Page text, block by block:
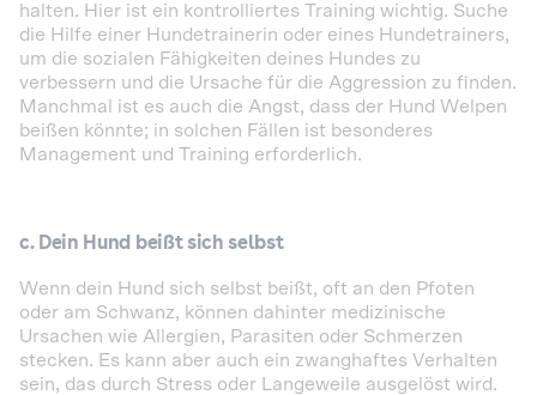
halten. Hier ist ein kontrolliertes Training wichtig. Suche
die Hilfe einer Hundetrainerin oder eines Hundetrainers,
um die sozialen Fähigkeiten deines Hundes zu
verbessern und die Ursache für die Aggression zu finden.
Manchmal ist es auch die Angst, dass der Hund Welpen
beißen könnte; in solchen Fällen ist besonderes
Management und Training erforderlich.
c. Dein Hund beißt sich selbst
Wenn dein Hund sich selbst beißt, oft an den Pfoten
oder am Schwanz, können dahinter medizinische
Ursachen wie Allergien, Parasiten oder Schmerzen
stecken. Es kann aber auch ein zwanghaftes Verhalten
sein, das durch Stress oder Langeweile ausgelöst wird.